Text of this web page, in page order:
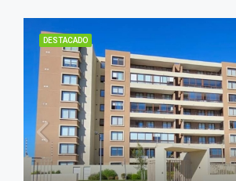
DESTACADO